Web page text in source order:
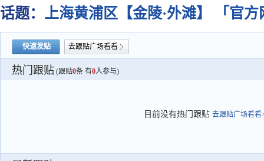
场子
话题： 上海黄浦区【金陵·外滩】 「官
快速发贴 去跟贴广场看看
热门跟贴 (跟贴0条 有0人参与)
目前没有热门跟贴 去跟贴广场看看